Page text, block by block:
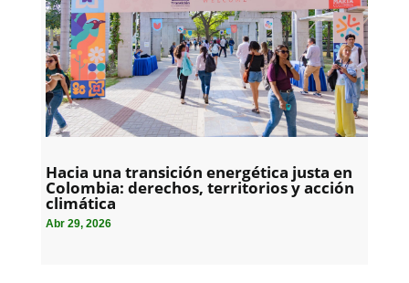
Hacia una transición energética justa en
Colombia: derechos, territorios y acción
climática
Abr 29, 2026